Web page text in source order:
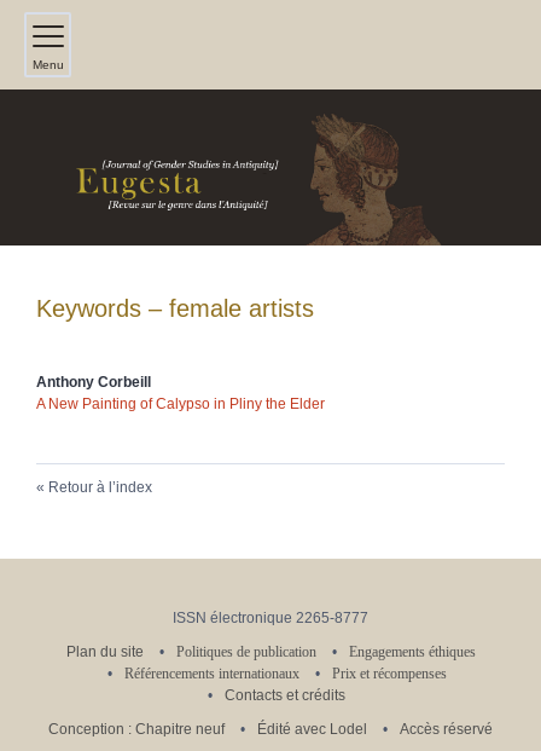
Menu
Keywords – female artists
Anthony Corbeill
A New Painting of Calypso in Pliny the Elder
Retour à l’index
ISSN électronique 2265-8777
Plan du site
Politiques de publication
Engagements éthiques
Référencements internationaux
Prix et récompenses
Contacts et crédits
Conception : Chapitre neuf
Édité avec Lodel Accès réservé